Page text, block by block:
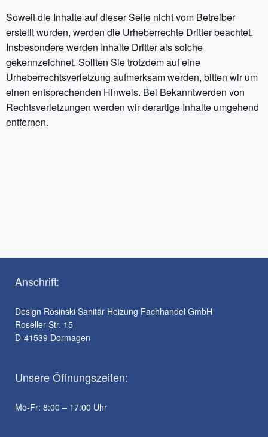
Soweit die Inhalte auf dieser Seite nicht vom Betreiber
erstellt wurden, werden die Urheberrechte Dritter beachtet.
Insbesondere werden Inhalte Dritter als solche
gekennzeichnet. Sollten Sie trotzdem auf eine
Urheberrechtsverletzung aufmerksam werden, bitten wir um
einen entsprechenden Hinweis. Bei Bekanntwerden von
Rechtsverletzungen werden wir derartige Inhalte umgehend
entfernen.
Anschrift:
Design Rosinski Sanitär Heizung Fachhandel GmbH
Roseller Str. 15
D-41539 Dormagen
Unsere Öffnungszeiten:
Mo-Fr: 8:00 – 17:00 Uhr